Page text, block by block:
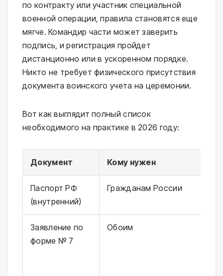
по контракту или участник специальной
военной операции, правила становятся еще
мягче. Командир части может заверить
подпись, и регистрация пройдет
дистанционно или в ускоренном порядке.
Никто не требует физического присутствия
документа воинского учета на церемонии.
Вот как выглядит полный список
необходимого на практике в 2026 году:
Документ Кому нужен
Паспорт РФ
(внутренний)
Гражданам России
Заявление по
форме № 7
Обоим